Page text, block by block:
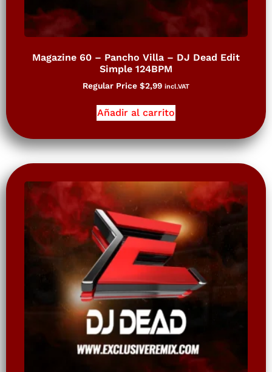
Magazine 60 – Pancho Villa – DJ Dead Edit
Simple 124BPM
Regular Price $2,99 incl.VAT
Añadir al carrito